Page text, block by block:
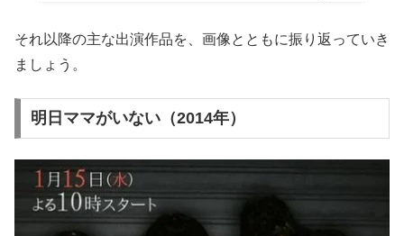
それ以降の主な出演作品を、画像とともに振り返っていき
ましょう。
明日ママがいない（2014年）